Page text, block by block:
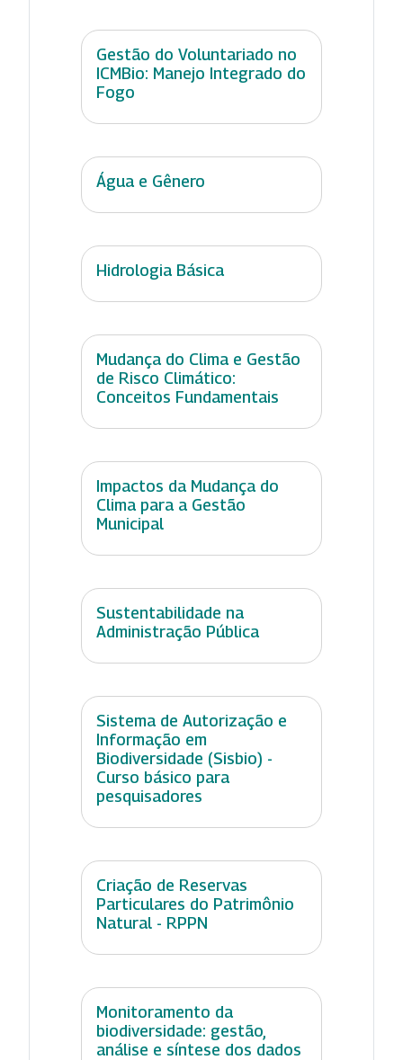
Gestão do Voluntariado no
ICMBio: Manejo Integrado do
Fogo
Água e Gênero
Hidrologia Básica
Mudança do Clima e Gestão
de Risco Climático:
Conceitos Fundamentais
Impactos da Mudança do
Clima para a Gestão
Municipal
Sustentabilidade na
Administração Pública
Sistema de Autorização e
Informação em
Biodiversidade (Sisbio) -
Curso básico para
pesquisadores
Criação de Reservas
Particulares do Patrimônio
Natural - RPPN
Monitoramento da
biodiversidade: gestão,
análise e síntese dos dados